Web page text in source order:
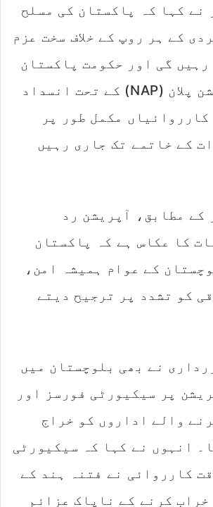
نے کہا کہ پاکستان کی مسلح
کے ہر روپ کے خلاف سخت عزم
گی اور حکومت پاکستان
کے نیشنل ایکشن پلان (NAP) کے تحت انسداد
مکمل طور پر
کے خاتمے تک جاری رہیں
کے مطابق، آپریشن رد
1 اس بات کا عکاس ہے کہ پاکستان
کے عوام ہمیشہ امن،
کو تشدد پر ترجیح دیتے
نے بھی بلوچستان میں
پر سیکیورٹی فورسز اور
والے اداروں کو خراج
انہوں نے کہا کہ سیکیورٹی
کارروائی نے فتنہ ہند کے
کرنے کے ناپاک عزائم